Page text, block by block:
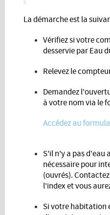
La démarche est la
Vérifiez si votre
desservie par Eau
Relevez le
Demandez
à votre nom via le
Accédez au
S'il n'y a pas d'eau
nécessaire pour
(ouvrés).
l'index et vous
Si votre habitation